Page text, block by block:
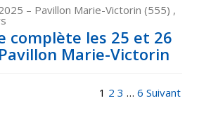
– Pavillon Marie-Victorin (555) ,
complète les 25 et 26
Marie-Victorin
1 2 3 … 6 Suivant